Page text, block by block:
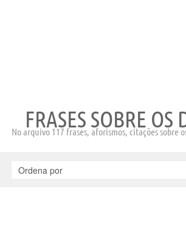
FRASES SOBRE OS
No arquivo 117 frases, aforismos, citações sobre